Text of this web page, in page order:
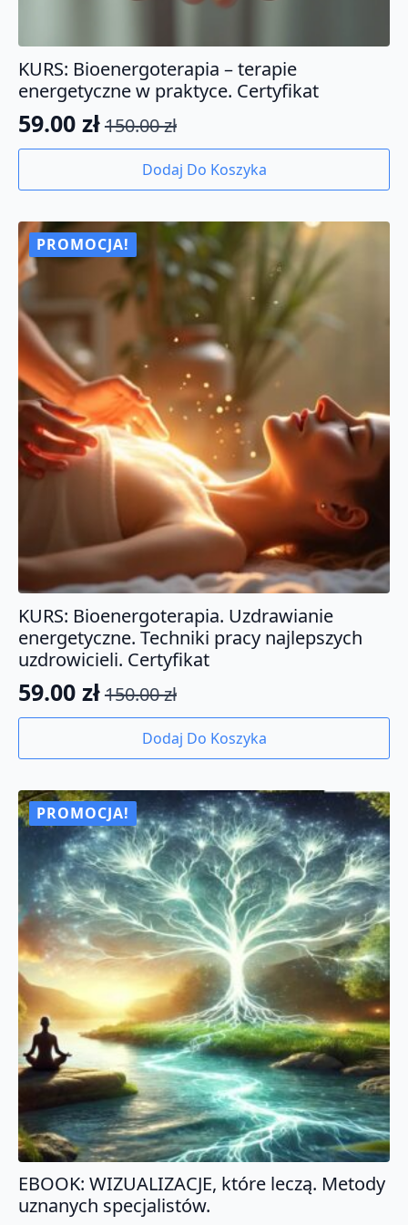
KURS: Bioenergoterapia – terapie
energetyczne w praktyce. Certyfikat
150.00zł
Pierwotna
wynosiła:
150.00 zł.
59.00 zł
Aktualna
wynosi:
59.00 zł.
Dodaj Do Koszyka
PROMOCJA!
KURS: Bioenergoterapia. Uzdrawianie
energetyczne. Techniki pracy najlepszych
uzdrowicieli. Certyfikat
150.00zł
Pierwotna
wynosiła:
150.00 zł.
59.00 zł
Aktualna
wynosi:
59.00 zł.
Dodaj Do Koszyka
PROMOCJA!
EBOOK: WIZUALIZACJE, które leczą. Metody
uznanych specjalistów.